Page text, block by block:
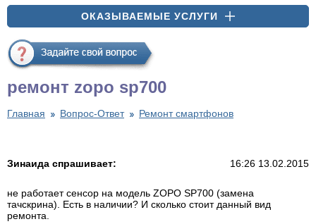
ОКАЗЫВАЕМЫЕ УСЛУГИ
ремонт zopo sp700
Главная Вопрос-Ответ Ремонт смартфонов
Зинаида спрашивает: 16:26 13.02.2015
не работает сенсор на модель ZOPO SP700 (замена
тачскрина). Есть в наличии? И сколько стоит данный вид
ремонта.